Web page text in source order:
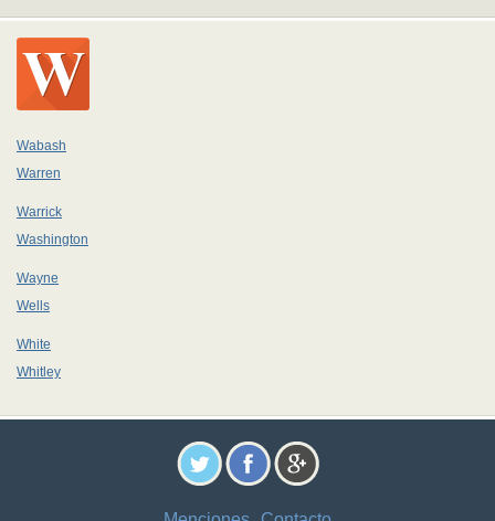
Wabash
Warren
Warrick
Washington
Wayne
Wells
White
Whitley